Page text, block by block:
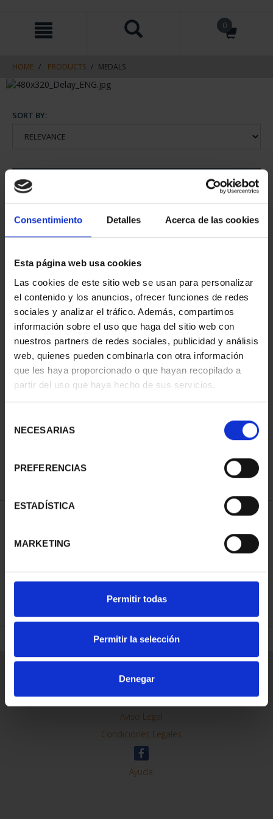
Consentimiento Detalles Acerca de las cookies
Esta página web usa cookies
Las cookies de este sitio web se usan para personalizar
el contenido y los anuncios, ofrecer funciones de redes
sociales y analizar el tráfico. Además, compartimos
información sobre el uso que haga del sitio web con
nuestros partners de redes sociales, publicidad y análisis
web, quienes pueden combinarla con otra información
que les haya proporcionado o que hayan recopilado a
partir del uso que haya hecho de sus servicios.
NECESARIAS
PREFERENCIAS
ESTADÍSTICA
MARKETING
Permitir todas
Permitir la selección
Denegar
navigation
0
HOME PRODUCTS MEDALS
SORT BY:
1 Products found
€18.00
REFINE
Contacto
Preguntas Frequentes (FAQs)
Aviso Legal
Condiciones Legales
Ayuda